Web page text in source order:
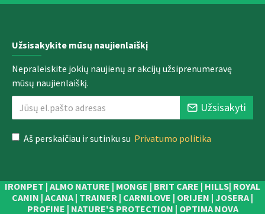
Užsisakykite mūsų naujienlaiškį
Nepraleiskite jokių naujienų ar akcijų užsiprenumeravę
mūsų naujienlaiškį.
Užsisakyti
Aš perskaičiau ir sutinku su Privatumo politika
IRONPET | ALMO NATURE | MONGE | BRIT CARE | HILLS| ROYAL
CANIN | ACANA | TRAINER | CARNILOVE | ORIJEN | JOSERA |
PROFINE | NATURE'S PROTECTION | OPTIMA NOVA